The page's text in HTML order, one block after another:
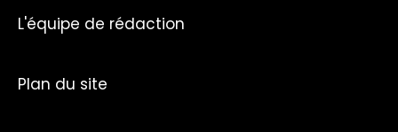
L'équipe de rédaction
Plan du site